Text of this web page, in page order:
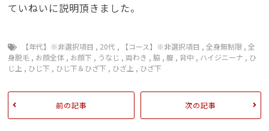
ていねいに説明頂きました。
【年代】※非選択項目 , 20代 , 【コース】※非選択項目 ,全身無制限 ,全
身脱毛 , お顔全体 , お顔下 , うなじ ,両わき , 脇 , 腹 , 背中 , ハイジニーナ , ひ
じ上 , ひじ下 , ひじ下＆ひざ下 , ひざ上 , ひざ下
前の記事 次の記事